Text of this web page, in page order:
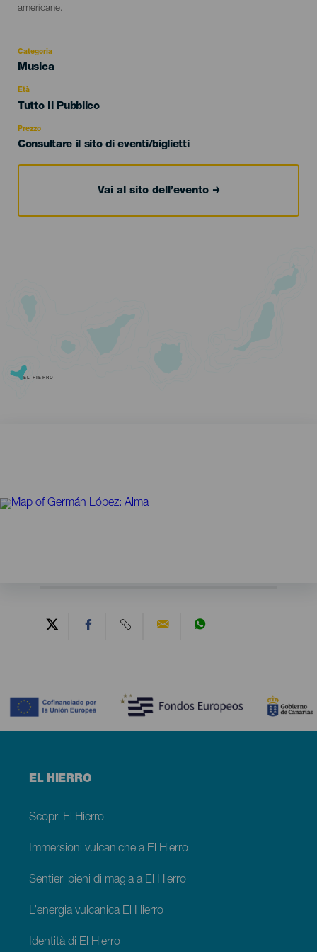
americane.
Categoria
Categoría
evento
Musica
Età
Edad
Tutto Il Pubblico
Prezzo
Consultare il sito di eventi/biglietti
Vai al sito dell’evento
EL HIERRO
Menú
Hierro
EL HIERRO
Scopri El Hierro
Immersioni vulcaniche a El Hierro
Sentieri pieni di magia a El Hierro
L’energia vulcanica El Hierro
Identità di El Hierro